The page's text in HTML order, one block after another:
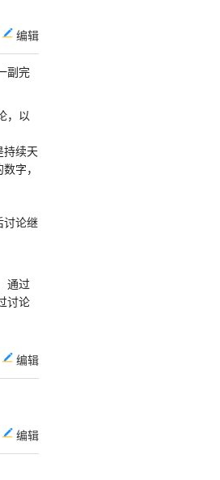
编辑
副完
，以
持续天
字，
讨论继
通过
讨论
编辑
编辑